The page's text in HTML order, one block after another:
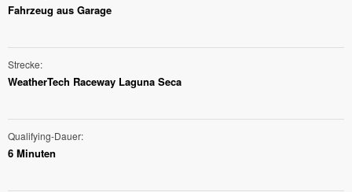
Fahrzeug aus Garage
Strecke
WeatherTech Raceway Laguna Seca
Qualifying-Dauer
6 Minuten